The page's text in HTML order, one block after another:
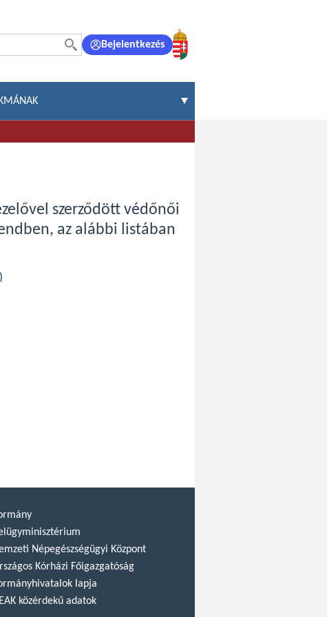
Bejelentkezés
szerződött védőnői
az alábbi listában
Népegészségügyi Központ
Kórházi Főigazgatóság
lapja
közérdekű adatok